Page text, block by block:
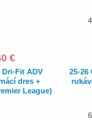
€
Dri-Fit ADV
dres +
League)
25-26